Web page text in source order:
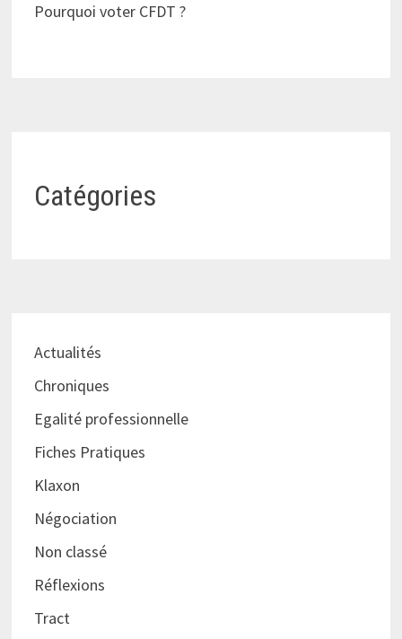
Pourquoi voter CFDT ?
Catégories
Actualités
Chroniques
Egalité professionnelle
Fiches Pratiques
Klaxon
Négociation
Non classé
Réflexions
Tract